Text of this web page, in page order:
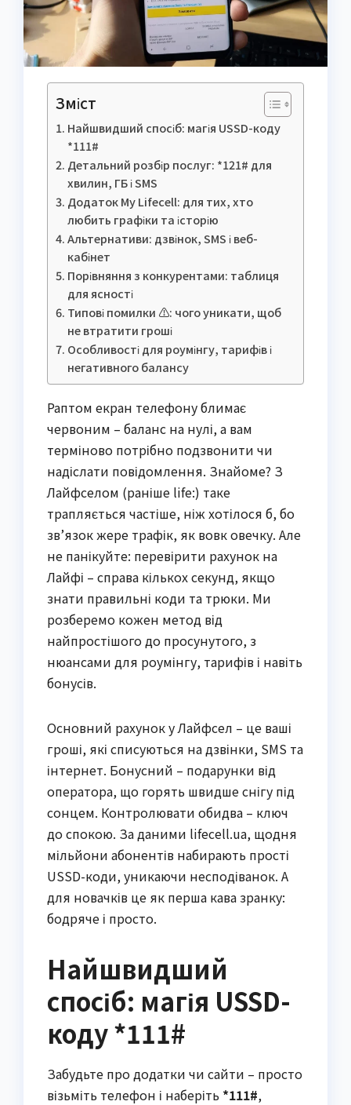
Зміст
Найшвидший спосіб: магія USSD-коду
*111#
Детальний розбір послуг: *121# для
хвилин, ГБ і SMS
Додаток My Lifecell: для тих, хто
любить графіки та історію
Альтернативи: дзвінок, SMS і веб-
кабінет
Порівняння з конкурентами: таблиця
для ясності
Типові помилки ⚠️: чого уникати, щоб
не втратити гроші
Особливості для роумінгу, тарифів і
негативного балансу
Раптом екран телефону блимає
червоним – баланс на нулі, а вам
терміново потрібно подзвонити чи
надіслати повідомлення. Знайоме? З
Лайфселом (раніше life:) таке
трапляється частіше, ніж хотілося б, бо
зв’язок жере трафік, як вовк овечку. Але
не панікуйте: перевірити рахунок на
Лайфі – справа кількох секунд, якщо
знати правильні коди та трюки. Ми
розберемо кожен метод від
найпростішого до просунутого, з
нюансами для роумінгу, тарифів і навіть
бонусів.
Основний рахунок у Лайфсел – це ваші
гроші, які списуються на дзвінки, SMS та
інтернет. Бонусний – подарунки від
оператора, що горять швидше снігу під
сонцем. Контролювати обидва – ключ
до спокою. За даними lifecell.ua, щодня
мільйони абонентів набирають прості
USSD-коди, уникаючи несподіванок. А
для новачків це як перша кава зранку:
бодряче і просто.
Найшвидший
спосіб: магія USSD-
коду *111#
Забудьте про додатки чи сайти – просто
візьміть телефон і наберіть *111#,